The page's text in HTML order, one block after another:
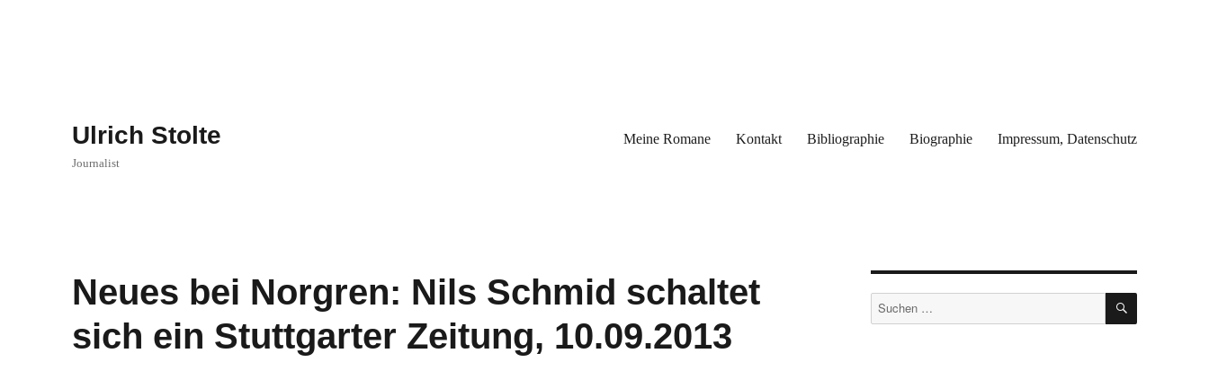
Ulrich Stolte
Journalist
Meine Romane Kontakt Bibliographie Biographie Impressum, Datenschutz
Neues bei Norgren: Nils Schmid schaltet
sich ein Stuttgarter Zeitung, 10.09.2013
Suchen
nach:
SUCHEN